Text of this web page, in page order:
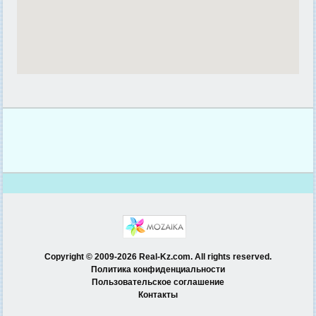
Copyright © 2009-2026 Real-Kz.com. All rights reserved.
Политика конфиденциальности
Пользовательское соглашение
Контакты